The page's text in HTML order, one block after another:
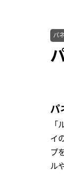
パ
パ
イ
プ
ル